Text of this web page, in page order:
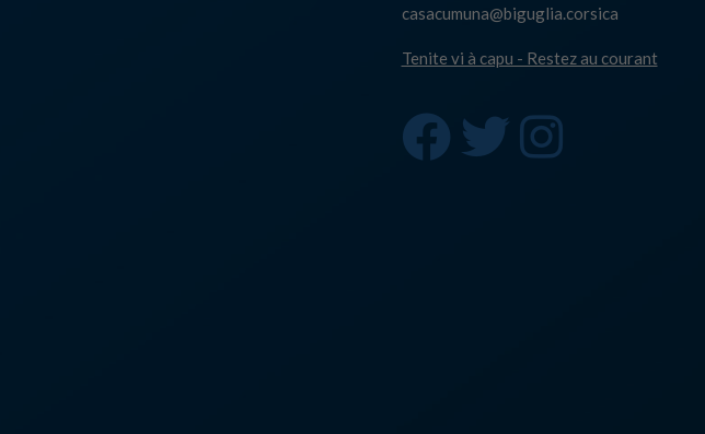
casacumuna@biguglia.corsica
Tenite vi à capu - Restez au courant